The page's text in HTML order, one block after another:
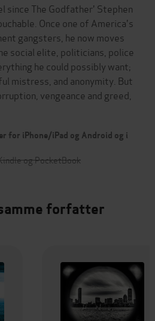
since The Godfather' Stephen
Once one of America's
gangsters, he now moves
social elite, politicians, police
he could possibly want;
mistress, and anonymity. But
vengeance and greed,
for iPhone/iPad og Android og i
og PocketBook
forfatter